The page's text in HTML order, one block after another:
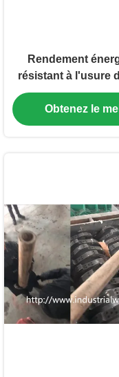
Rendement
résistant à l'usure
déchets solides
Obtenez le